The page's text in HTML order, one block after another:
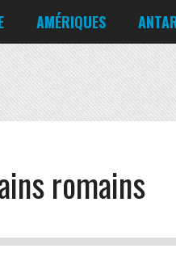
AMÉRIQUES
Canada
Chili
romains